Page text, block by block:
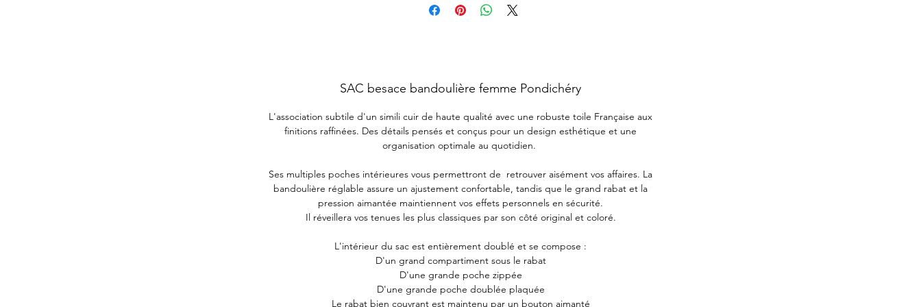
SAC besace bandoulière femme Pondichéry
L'association subtile d'un simili cuir de haute qualité avec une robuste toile Française aux
finitions raffinées. Des détails pensés et conçus pour un design esthétique et une
organisation optimale au quotidien.
Ses multiples poches intérieures vous permettront de retrouver aisément vos affaires. La
bandoulière réglable assure un ajustement confortable, tandis que le grand rabat et la
pression aimantée maintiennent vos effets personnels en sécurité.
Il réveillera vos tenues les plus classiques par son côté original et coloré.
L'intérieur du sac est entièrement doublé et se compose :
D'un grand compartiment sous le rabat
D'une grande poche zippée
D'une grande poche doublée plaquée
Le rabat bien couvrant est maintenu par un bouton aimanté